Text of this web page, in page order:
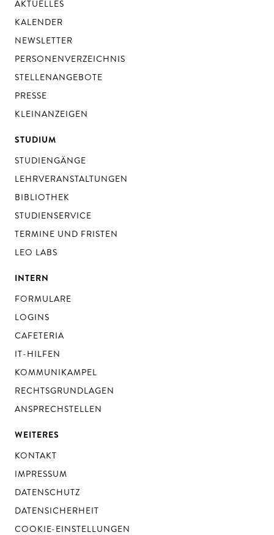
AKTUELLES
KALENDER
NEWSLETTER
PERSONENVERZEICHNIS
STELLENANGEBOTE
PRESSE
KLEINANZEIGEN
STUDIUM
STUDIENGÄNGE
LEHRVERANSTALTUNGEN
BIBLIOTHEK
STUDIENSERVICE
TERMINE UND FRISTEN
LEO LABS
INTERN
FORMULARE
LOGINS
CAFETERIA
IT-HILFEN
KOMMUNIKAMPEL
RECHTSGRUNDLAGEN
ANSPRECHSTELLEN
WEITERES
KONTAKT
IMPRESSUM
DATENSCHUTZ
DATENSICHERHEIT
COOKIE-EINSTELLUNGEN